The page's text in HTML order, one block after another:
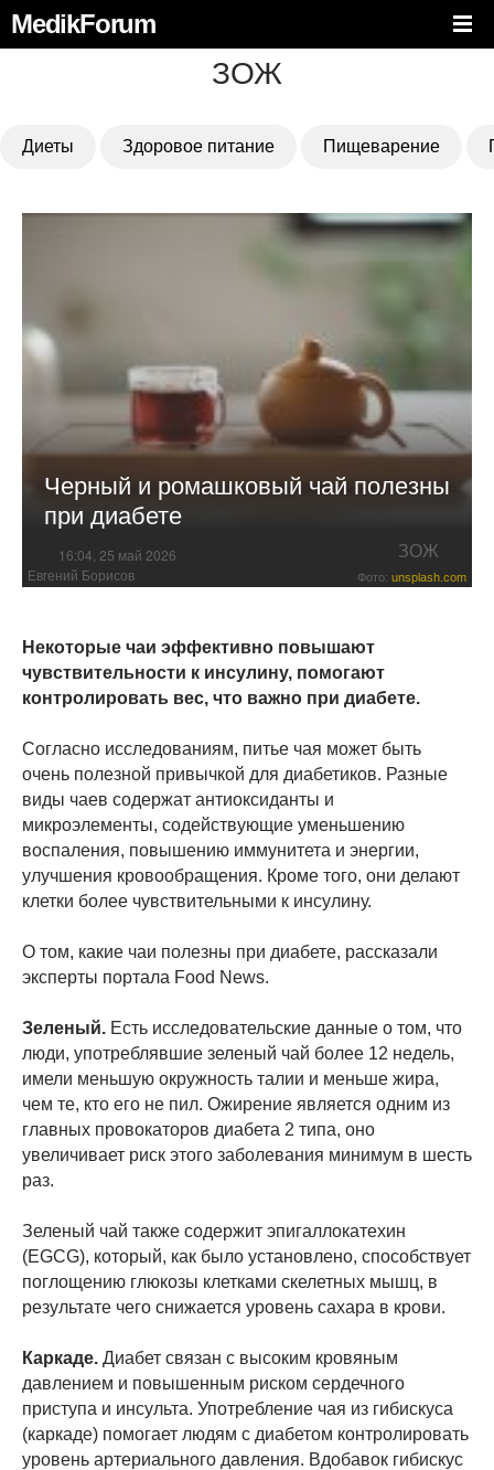
MedikForum
ЗОЖ
Диеты Здоровое питание Пищеварение
Черный и ромашковый чай полезны
при диабете
16:04, 25 май 2026 ЗОЖ
Евгений Борисов Фото: unsplash.com
Некоторые чаи эффективно повышают
чувствительности к инсулину, помогают
контролировать вес, что важно при диабете.
Согласно исследованиям, питье чая может быть
очень полезной привычкой для диабетиков. Разные
виды чаев содержат антиоксиданты и
микроэлементы, содействующие уменьшению
воспаления, повышению иммунитета и энергии,
улучшения кровообращения. Кроме того, они делают
клетки более чувствительными к инсулину.
О том, какие чаи полезны при диабете, рассказали
эксперты портала Food News.
Зеленый. Есть исследовательские данные о том, что
люди, употреблявшие зеленый чай более 12 недель,
имели меньшую окружность талии и меньше жира,
чем те, кто его не пил. Ожирение является одним из
главных провокаторов диабета 2 типа, оно
увеличивает риск этого заболевания минимум в шесть
раз.
Зеленый чай также содержит эпигаллокатехин
(EGCG), который, как было установлено, способствует
поглощению глюкозы клетками скелетных мышц, в
результате чего снижается уровень сахара в крови.
Каркаде. Диабет связан с высоким кровяным
давлением и повышенным риском сердечного
приступа и инсульта. Употребление чая из гибискуса
(каркаде) помогает людям с диабетом контролировать
уровень артериального давления. Вдобавок гибискус